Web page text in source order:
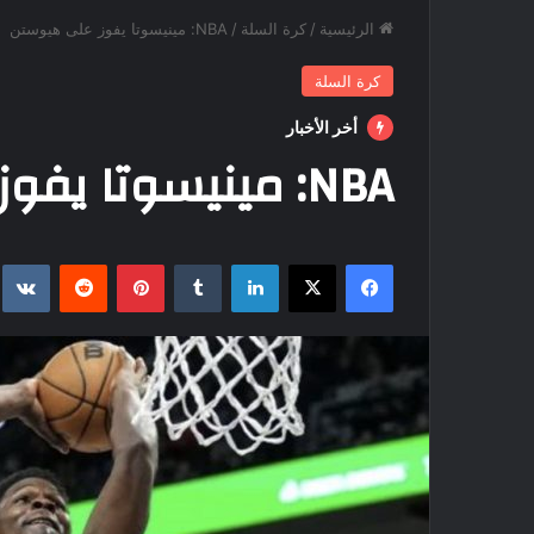
الرئيسية / كرة السلة / NBA: مينيسوتا يفوز على هيوستن
كرة السلة
أخر الأخبار
NBA: مينيسوتا يفوز على هيوستن
فيسبوك ‫X لينكدإن بينتيريست